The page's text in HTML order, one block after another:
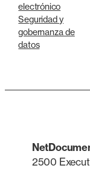
electrónico
Seguridad y
gobernanza de
datos
2500